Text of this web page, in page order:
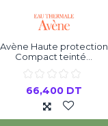
Avène Haute protection
Compact teinté...
66,400 DT